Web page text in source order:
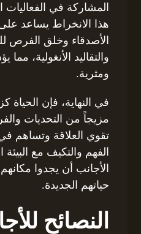
المشاركة في الفعاليات
هذا الانخراط يساعد
الأصدقاء وخلق الفرص
والتقاليد الأنغولية،
ومثرية.
في النهاية، فإن الحياة
مزيجاً من التحديات
تقوي العلاقة وتساهم
الفهم والتكيف مع البيئة
الأجانب أن يجدوا
حياتهم الجديدة.
النصائح